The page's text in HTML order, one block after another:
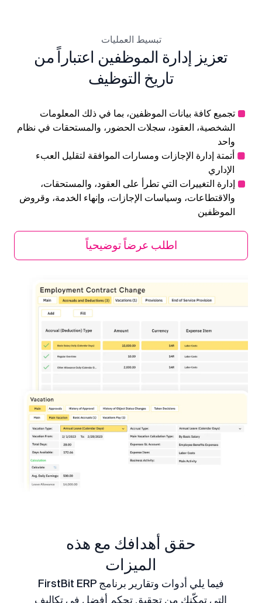
تبسيط العمليات
تعزيز إدارة الموظفين اعتباراً من
تاريخ التوظيف
تجميع كافة بيانات الموظفين، بما في ذلك المعلومات
الشخصية، العقود، سجلات الحضور، والمستحقات في نظام
واحد
أتمتة إدارة الإجازات ومسارات الموافقة لتقليل العبء
الإداري
إدارة التغييرات التي تطرأ على العقود، والمستحقات،
والاقتطاعات، وسياسات الإجازات، وإنهاء الخدمة، وقروض
الموظفين
اطلب عرضاً توضيحياً
حقق أهدافك مع هذه
الميزات
فيما يلي أدوات وتقارير برنامج FirstBit ERP
التي تمكّنك من تحقيق تحكم أفضل في تكاليف